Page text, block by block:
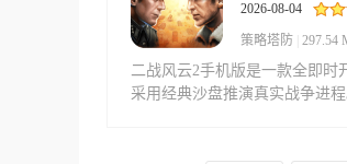
2026-08-04
策略塔防 297.54
二战风云2手机版是一款全即时
采用经典沙盘推演真实战争进